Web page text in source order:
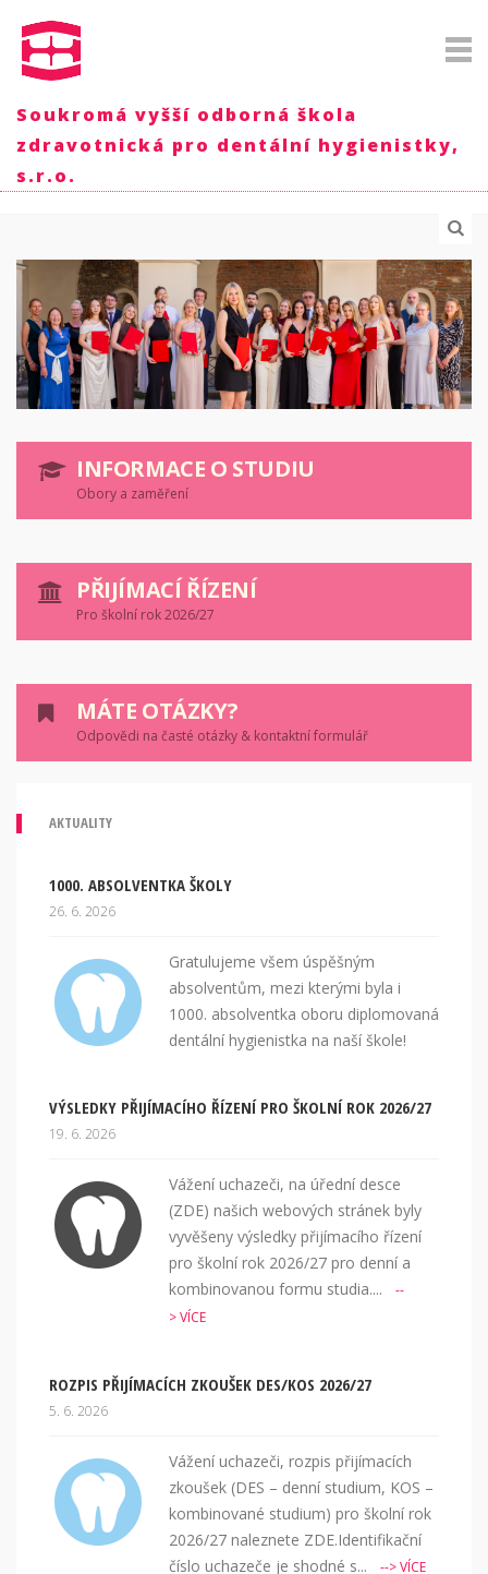
Soukromá vyšší odborná škola
zdravotnická pro dentální hygienistky,
s.r.o.
INFORMACE O STUDIU
Obory a zaměření
PŘIJÍMACÍ ŘÍZENÍ
Pro školní rok 2026/27
MÁTE OTÁZKY?
Odpovědi na časté otázky & kontaktní formulář
AKTUALITY
1000. ABSOLVENTKA ŠKOLY
26. 6. 2026
Gratulujeme všem úspěšným
absolventům, mezi kterými byla i
1000. absolventka oboru diplomovaná
dentální hygienistka na naší škole!
VÝSLEDKY PŘIJÍMACÍHO ŘÍZENÍ PRO ŠKOLNÍ ROK 2026/27
19. 6. 2026
Vážení uchazeči, na úřední desce
(ZDE) našich webových stránek byly
vyvěšeny výsledky přijímacího řízení
pro školní rok 2026/27 pro denní a
kombinovanou formu studia.... --
> VÍCE
ROZPIS PŘIJÍMACÍCH ZKOUŠEK DES/KOS 2026/27
5. 6. 2026
Vážení uchazeči, rozpis přijímacích
zkoušek (DES – denní studium, KOS –
kombinované studium) pro školní rok
2026/27 naleznete ZDE.Identifikační
číslo uchazeče je shodné s... --> VÍCE